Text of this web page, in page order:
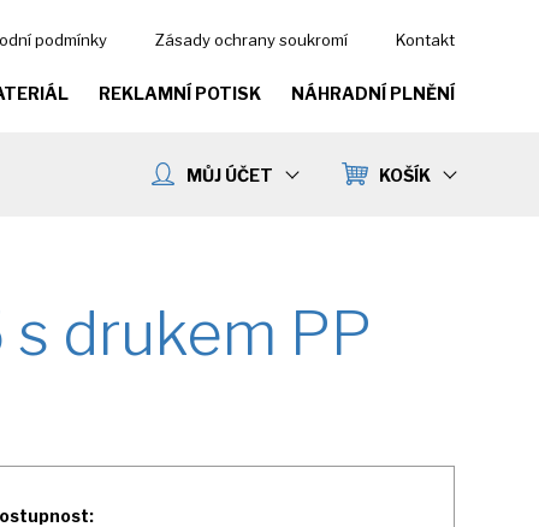
podmínky Zásady ochrany soukromí Kontakt
REKLAMNÍ POTISK NÁHRADNÍ PLNĚNÍ
KOŠÍK
MŮJ ÚČET
drukem PP